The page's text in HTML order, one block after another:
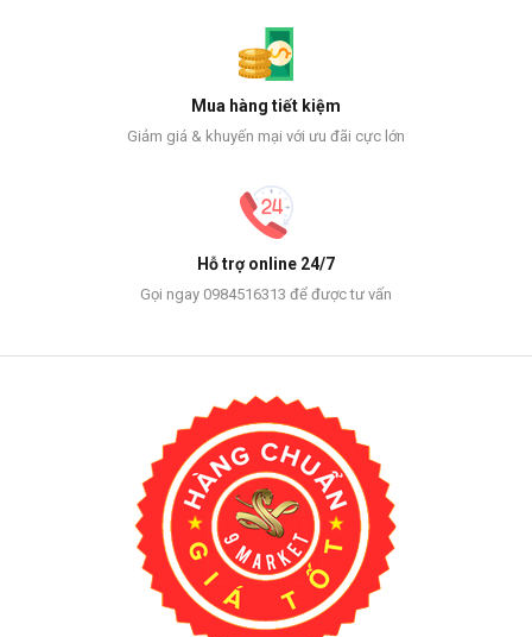
Mua hàng tiết kiệm
Giảm giá & khuyến mại với ưu đãi cực lớn
Hỗ trợ online 24/7
Gọi ngay 0984516313 để được tư vấn